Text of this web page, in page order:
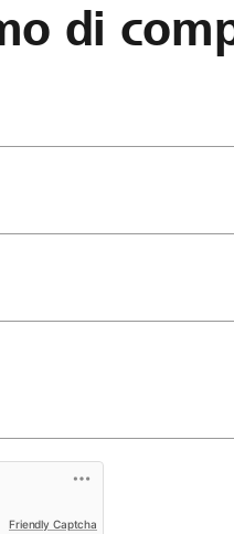
di
Friendly Captcha